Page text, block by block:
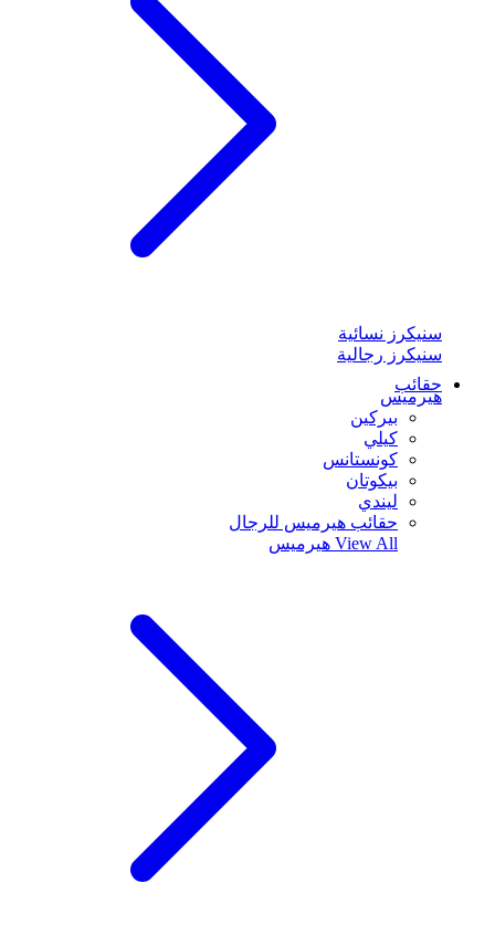
سنيكرز نسائية
سنيكرز رجالية
حقائب
هيرميس
بيركين
كيلي
كونستانس
بيكوتان
ليندي
حقائب هيرميس للرجال
View All هيرميس